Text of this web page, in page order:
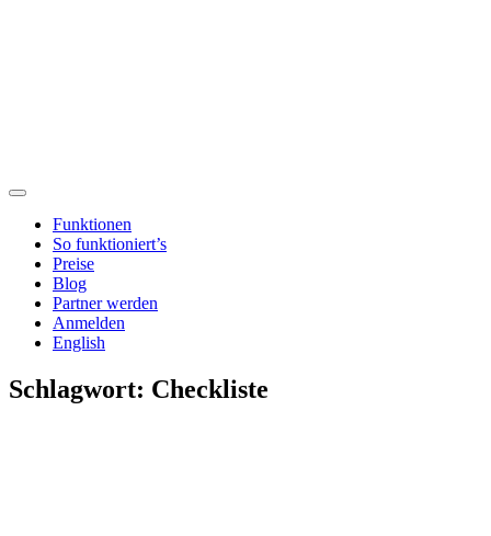
Funktionen
So funktioniert’s
Preise
Blog
Partner werden
Anmelden
English
Schlagwort: Checkliste